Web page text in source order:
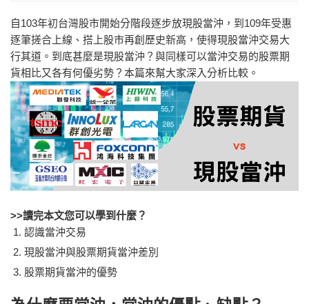
自103年初台灣股市開始分階段逐步放現股當沖，到109年受惠
逐筆搓合上線、搭上股市再創歷史新高，使得現股當沖交易大
行其道。到底甚麼是現股當沖？與同樣可以當沖交易的股票期
貨相比又各有何優劣勢？本篇來幫大家深入分析比較。
>>讀完本文您可以學到什麼？
認識當沖交易
現股當沖與股票期貨當沖差別
股票期貨當沖的優勢